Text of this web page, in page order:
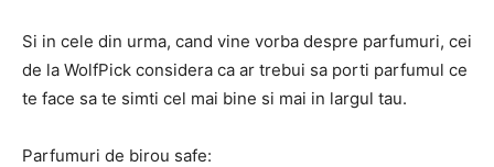
Si in cele din urma, cand vine vorba despre parfumuri, cei
de la WolfPick considera ca ar trebui sa porti parfumul ce
te face sa te simti cel mai bine si mai in largul tau.
Parfumuri de birou safe: